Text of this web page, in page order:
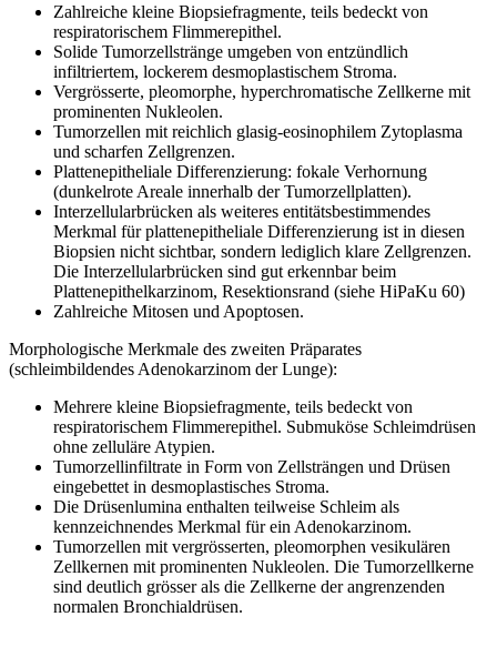
Zahlreiche kleine Biopsiefragmente, teils bedeckt von
respiratorischem Flimmerepithel.
Solide Tumorzellstränge umgeben von entzündlich
infiltriertem, lockerem desmoplastischem Stroma.
Vergrösserte, pleomorphe, hyperchromatische Zellkerne mit
prominenten Nukleolen.
Tumorzellen mit reichlich glasig-eosinophilem Zytoplasma
und scharfen Zellgrenzen.
Plattenepitheliale Differenzierung: fokale Verhornung
(dunkelrote Areale innerhalb der Tumorzellplatten).
Interzellularbrücken als weiteres entitätsbestimmendes
Merkmal für plattenepitheliale Differenzierung ist in diesen
Biopsien nicht sichtbar, sondern lediglich klare Zellgrenzen.
Die Interzellularbrücken sind gut erkennbar beim
Plattenepithelkarzinom, Resektionsrand (siehe HiPaKu 60)
Zahlreiche Mitosen und Apoptosen.
Morphologische Merkmale des zweiten Präparates
(schleimbildendes Adenokarzinom der Lunge):
Mehrere kleine Biopsiefragmente, teils bedeckt von
respiratorischem Flimmerepithel. Submuköse Schleimdrüsen
ohne zelluläre Atypien.
Tumorzellinfiltrate in Form von Zellsträngen und Drüsen
eingebettet in desmoplastisches Stroma.
Die Drüsenlumina enthalten teilweise Schleim als
kennzeichnendes Merkmal für ein Adenokarzinom.
Tumorzellen mit vergrösserten, pleomorphen vesikulären
Zellkernen mit prominenten Nukleolen. Die Tumorzellkerne
sind deutlich grösser als die Zellkerne der angrenzenden
normalen Bronchialdrüsen.